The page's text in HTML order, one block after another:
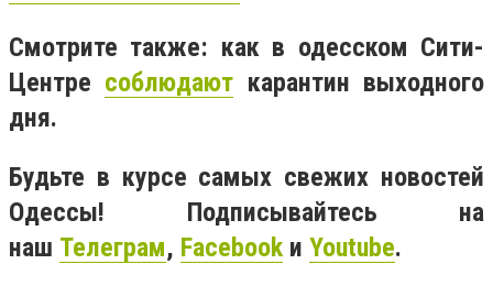
Смотрите также: как в одесском Сити-
Центре соблюдают карантин выходного
дня.
Будьте в курсе самых свежих новостей
Одессы! Подписывайтесь на
наш Телеграм, Facebook и Youtube.